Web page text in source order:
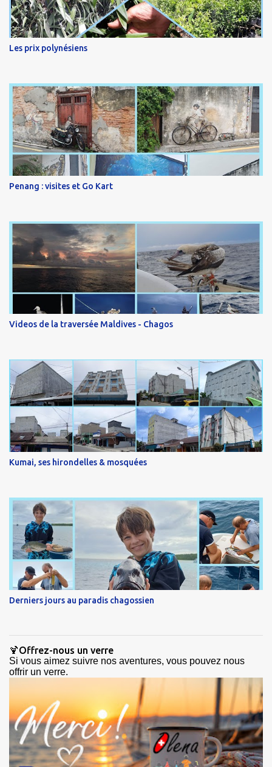
Les prix polynésiens
Penang : visites et Go Kart
Videos de la traversée Maldives - Chagos
Kumai, ses hirondelles & mosquées
Derniers jours au paradis chagossien
🍹Offrez-nous un verre
Si vous aimez suivre nos aventures, vous pouvez nous
offrir un verre.